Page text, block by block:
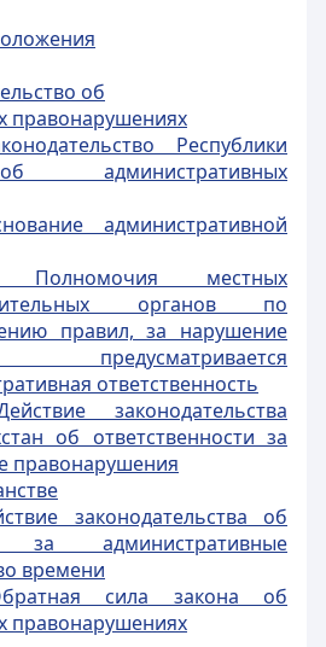
об
правонарушениях
Республики
административных
административной
местных
органов по
правил, за нарушение
предусматривается
ответственность
законодательства
об ответственности за
правонарушения
законодательства об
за административные
времени
сила закона об
правонарушениях